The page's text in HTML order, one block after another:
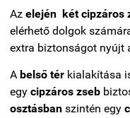
Az elején két cipzáros
elérhető dolgok
extra biztonságot nyújt
A belső tér kialakítása
egy cipzáros zseb
osztásban szintén egy